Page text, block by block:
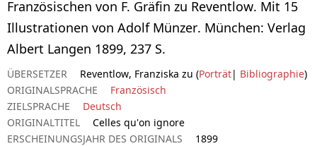
Französischen von F. Gräfin zu Reventlow. Mit 15
Illustrationen von Adolf Münzer. München: Verlag
Albert Langen 1899, 237 S.
ÜBERSETZER Reventlow, Franziska zu (Porträt| Bibliographie)
ORIGINALSPRACHE
Französisch
ZIELSPRACHE
Deutsch
ORIGINALTITEL
Celles qu'on ignore
ERSCHEINUNGSJAHR DES ORIGINALS
1899